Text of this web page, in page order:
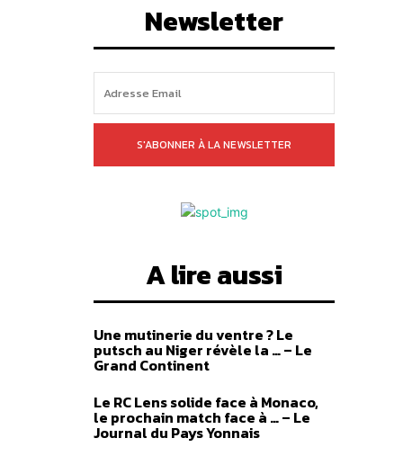
Newsletter
S'ABONNER À LA NEWSLETTER
A lire aussi
Une mutinerie du ventre ? Le
putsch au Niger révèle la … – Le
Grand Continent
Le RC Lens solide face à Monaco,
le prochain match face à … – Le
Journal du Pays Yonnais